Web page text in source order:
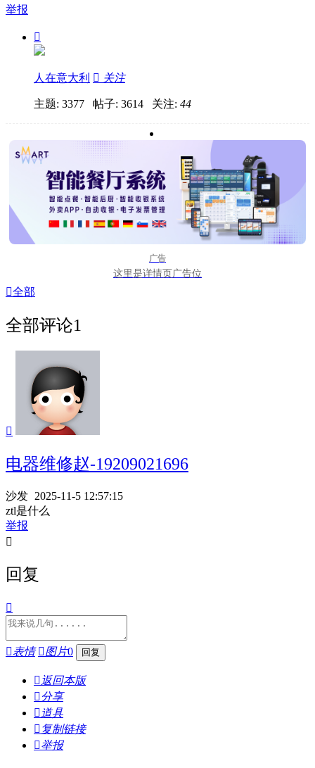
举报

人在意大利  关注
主题: 3377 帖子: 3614 关注: 44
广告
这里是详情页广告位
全部
全部评论1

电器维修赵-19209021696
沙发 2025-11-5 12:57:15
ztl是什么
举报

回复

表情 图片0
 返回本版
分享
 道具
 复制链接
举报